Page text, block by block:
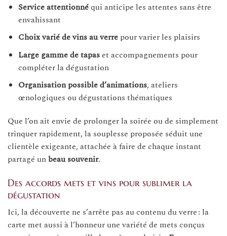
Service attentionnéqui anticipe les attentes sans être
envahissant
Choix varié de vins au verrepour varier les plaisirs
Large gamme de tapaset accompagnements pour
compléter la dégustation
Organisation possible d’animations, ateliers
œnologiques ou dégustations thématiques
Que l’on ait envie de prolonger la soirée ou de simplement
trinquer rapidement, la souplesse proposée séduit une
clientèle exigeante, attachée à faire de chaque instant
partagé unbeau souvenir.
Des accords mets et vins pour sublimer la
dégustation
Ici, la découverte ne s’arrête pas au contenu du verre : la
carte met aussi à l’honneur une variété de mets conçus